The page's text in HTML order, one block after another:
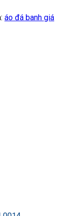
áo đá banh giá